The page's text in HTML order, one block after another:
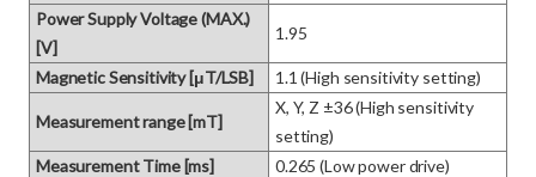
Power Supply Voltage (MAX.)
[V]
1.95
Magnetic Sensitivity [μT/LSB] 1.1 (High sensitivity setting)
Measurement range [mT]
X, Y, Z ±36 (High sensitivity
setting)
Measurement Time [ms]
0.265 (Low power drive)